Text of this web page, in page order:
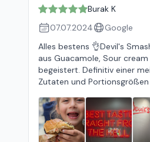
Burak K
07.07.2024
Google
Alles bestens 👌Devil's
aus Guacamole, Sour
begeistert. Definitiv einer
Zutaten und